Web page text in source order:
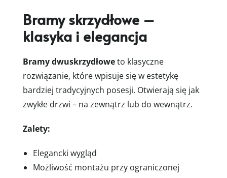
Bramy skrzydłowe –
klasyka i elegancja
Bramy dwuskrzydłoweto klasyczne
rozwiązanie, które wpisuje się w estetykę
bardziej tradycyjnych posesji. Otwierają się jak
zwykłe drzwi – na zewnątrz lub do wewnątrz.
Zalety:
Elegancki wygląd
Możliwość montażu przy ograniczonej